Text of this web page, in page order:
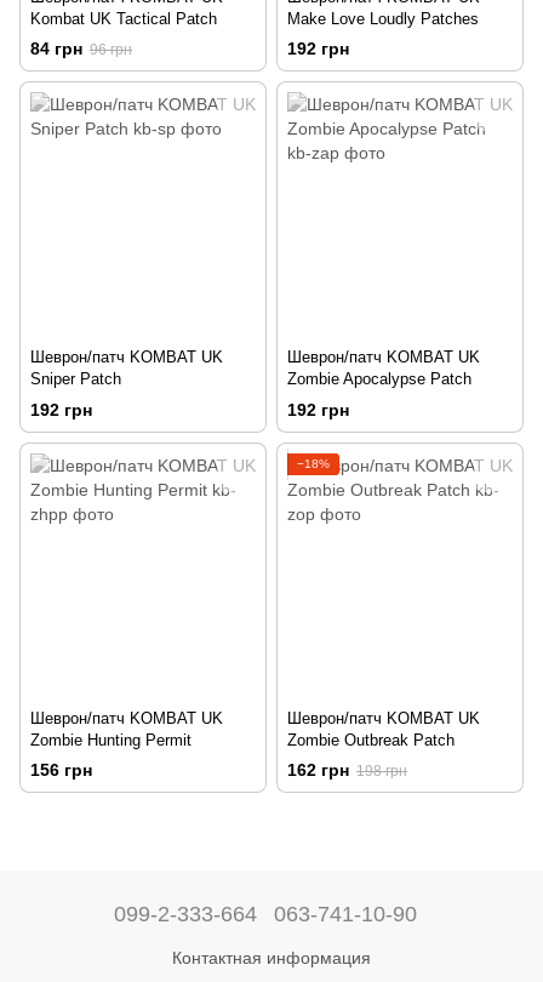
Kombat UK Tactical Patch
84 грн 96 грн
Make Love Loudly Patches
192 грн
Шеврон/патч KOMBAT UK
Sniper Patch
192 грн
Шеврон/патч KOMBAT UK
Zombie Apocalypse Patch
192 грн
Шеврон/патч KOMBAT UK
Zombie Hunting Permit
156 грн
−18%
Шеврон/патч KOMBAT UK
Zombie Outbreak Patch
162 грн 198 грн
099-2-333-664 063-741-10-90
Контактная информация